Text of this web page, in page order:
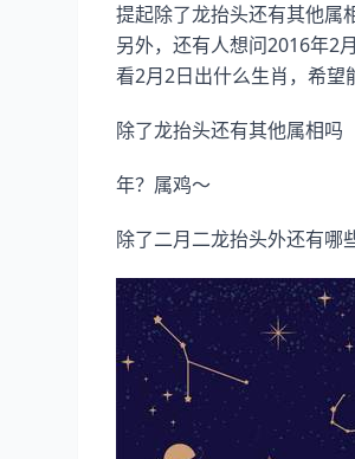
提起除了龙抬头还有其他属
另外，还有人想问2016年2
看2月2日出什么生肖，希望
除了龙抬头还有其他属相吗
年？属鸡～
除了二月二龙抬头外还有哪